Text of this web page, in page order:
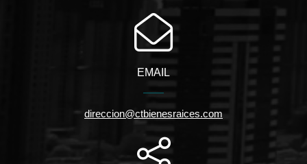
EMAIL
direccion@ctbienesraices.com